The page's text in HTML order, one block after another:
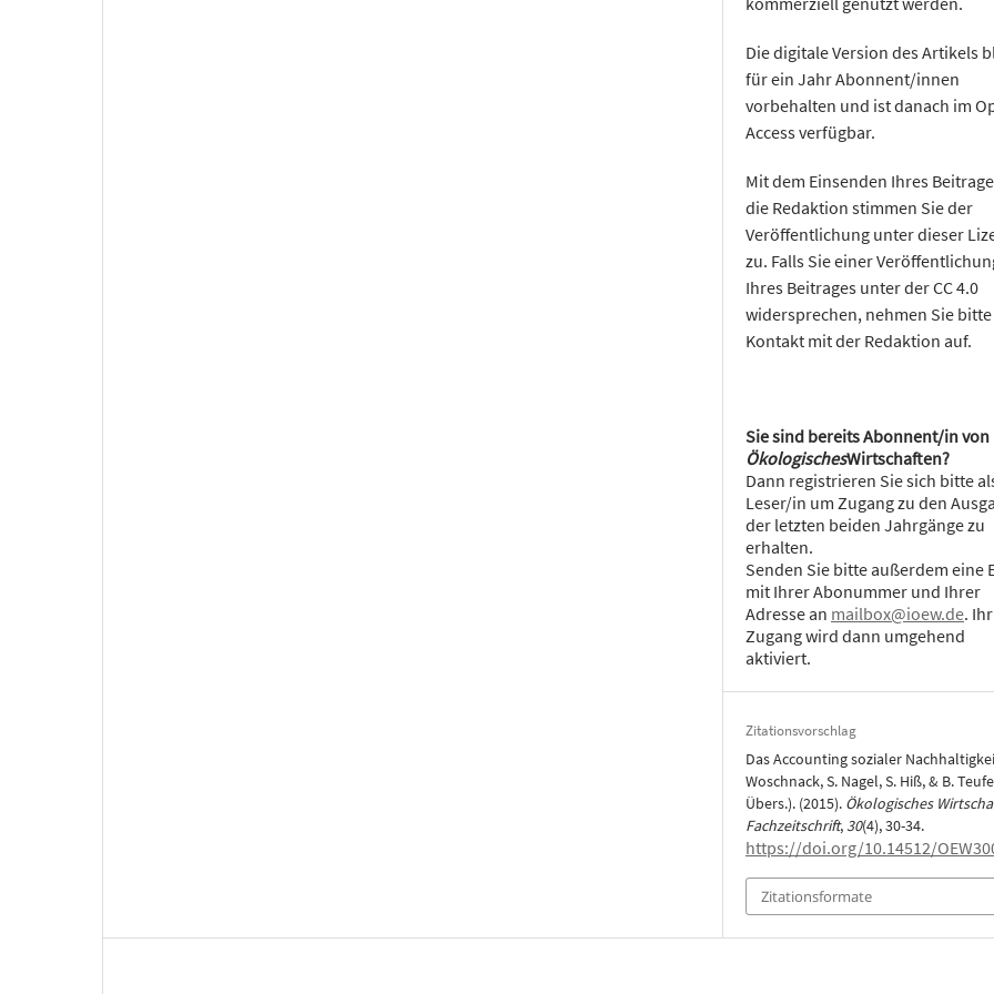
Die digitale Version des Artikels
für ein Jahr Abonnent/innen
vorbehalten und ist danach im
Access verfügbar.
Mit dem Einsenden Ihres
die Redaktion stimmen Sie der
Veröffentlichung unter dieser
zu. Falls Sie einer
Ihres Beitrages unter der CC 4.0
widersprechen, nehmen Sie bitte
Kontakt mit der Redaktion auf.
Sie sind bereits Abonnent/in von
ÖkologischesWirtschaften?
Dann registrieren Sie sich bitte
Leser/in um Zugang zu den
der letzten beiden Jahrgänge zu
erhalten.
Senden Sie bitte außerdem eine
mit Ihrer Abonummer und Ihrer
Adresse an mailbox@ioew.de. Ihr
Zugang wird dann umgehend
aktiviert.
Zitationsvorschlag
Das Accounting sozialer
Woschnack, S. Nagel, S. Hiß, & B.
Übers.). (2015). Ökologisches
Fachzeitschrift, 30(4), 30-34.
https://doi.org/10.14512/
Zitationsformate